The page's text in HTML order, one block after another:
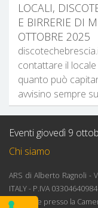
LOCALI,
E BIRRERIE DI
OTTOBRE 2025
contattare il
quanto può
avvisino sempre
Eventi
Chi siamo
ARS di Alberto Ragnoli -
ITALY - P.IVA 03304640984
Iscrizione presso la